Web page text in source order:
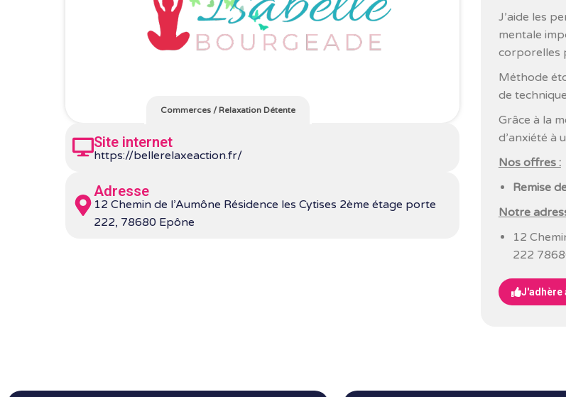
Commerces/Relaxation Détente
Site internet
https://bellerelaxeaction.fr/
Adresse
12 Chemin de l’Aumône Résidence les Cytises 2ème étage porte
222, 78680 Epône
J’aide les
mentale
corporelles
Méthode
de
Grâce à la
d’anxiété à
Nos offres :
Remise
Notre
12
222
J'adhère